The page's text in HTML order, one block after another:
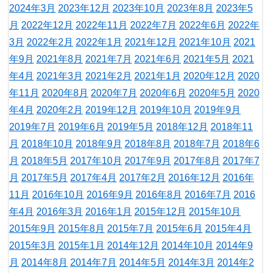
2024年3月 2023年12月 2023年10月 2023年8月 2023年5
月 2022年12月 2022年11月 2022年7月 2022年6月 2022年
3月 2022年2月 2022年1月 2021年12月 2021年10月 2021
年9月 2021年8月 2021年7月 2021年6月 2021年5月 2021
年4月 2021年3月 2021年2月 2021年1月 2020年12月 2020
年11月 2020年8月 2020年7月 2020年6月 2020年5月 2020
年4月 2020年2月 2019年12月 2019年10月 2019年9月
2019年7月 2019年6月 2019年5月 2018年12月 2018年11
月 2018年10月 2018年9月 2018年8月 2018年7月 2018年6
月 2018年5月 2017年10月 2017年9月 2017年8月 2017年7
月 2017年5月 2017年4月 2017年2月 2016年12月 2016年
11月 2016年10月 2016年9月 2016年8月 2016年7月 2016
年4月 2016年3月 2016年1月 2015年12月 2015年10月
2015年9月 2015年8月 2015年7月 2015年6月 2015年4月
2015年3月 2015年1月 2014年12月 2014年10月 2014年9
月 2014年8月 2014年7月 2014年5月 2014年3月 2014年2